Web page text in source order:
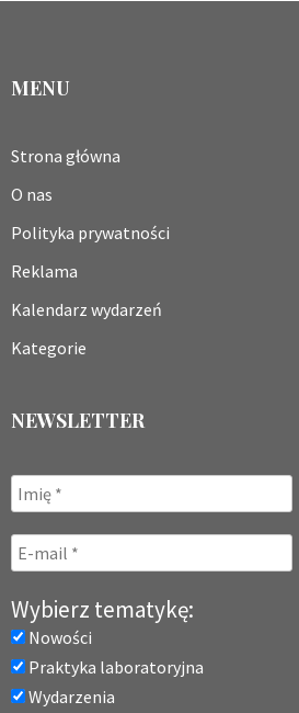
MENU
Strona główna
O nas
Polityka prywatności
Reklama
Kalendarz wydarzeń
Kategorie
NEWSLETTER
Wybierz tematykę:
Nowości
Praktyka laboratoryjna
Wydarzenia